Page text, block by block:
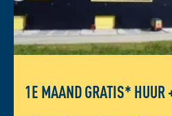
1E MAAND GRATIS* HUUR